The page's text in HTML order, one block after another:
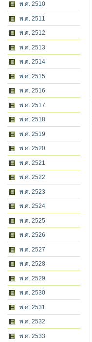
พ.ศ. 2510
พ.ศ. 2511
พ.ศ. 2512
พ.ศ. 2513
พ.ศ. 2514
พ.ศ. 2515
พ.ศ. 2516
พ.ศ. 2517
พ.ศ. 2518
พ.ศ. 2519
พ.ศ. 2520
พ.ศ. 2521
พ.ศ. 2522
พ.ศ. 2523
พ.ศ. 2524
พ.ศ. 2525
พ.ศ. 2526
พ.ศ. 2527
พ.ศ. 2528
พ.ศ. 2529
พ.ศ. 2530
พ.ศ. 2531
พ.ศ. 2532
พ.ศ. 2533